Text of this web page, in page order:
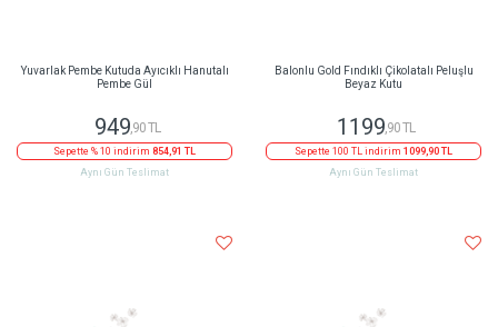
Yuvarlak Pembe Kutuda Ayıcıklı Hanutalı
Pembe Gül
949,90 TL
Sepette % 10 indirim 854,91 TL
Aynı Gün Teslimat
Balonlu Gold Fındıklı Çikolatalı Peluşlu
Beyaz Kutu
1199,90 TL
Sepette 100 TL indirim 1099,90 TL
Aynı Gün Teslimat